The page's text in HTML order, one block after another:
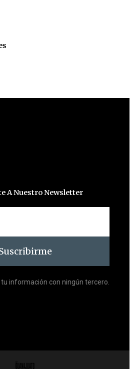
A Nuestro Newsletter
información con ningún tercero.